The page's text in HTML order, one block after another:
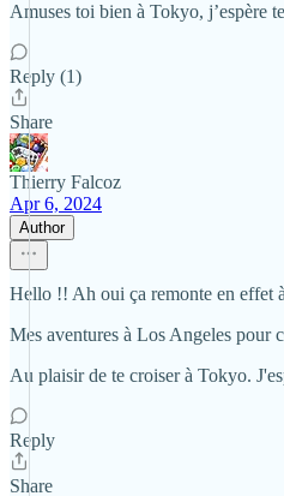
Amuses toi bien à Tokyo, j’espère
Reply (1)
Share
Thierry Falcoz
Apr 6, 2024
Author
Hello !! Ah oui ça remonte en effet
Mes aventures à Los Angeles pour
Au plaisir de te croiser à Tokyo.
Reply
Share